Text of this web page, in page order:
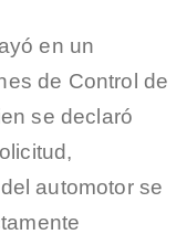
en un
de Control de
se declaró
automotor se